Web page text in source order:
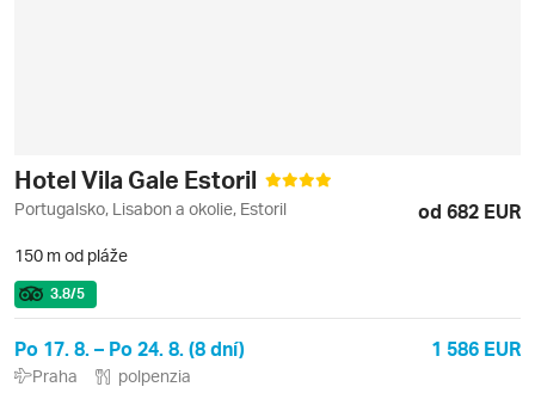
Hotel Vila Gale Estoril
Portugalsko, Lisabon a okolie, Estoril od 682 EUR
150 m od pláže
3.8/5
Po 17. 8. – Po 24. 8. (8 dní) 1 586 EUR
Praha polpenzia